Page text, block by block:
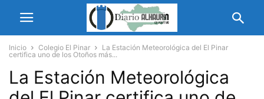
Inicio Colegio El Pinar
La Estación Meteorológica del El Pinar
certifica uno de los Otoños más...
La Estación Meteorológica